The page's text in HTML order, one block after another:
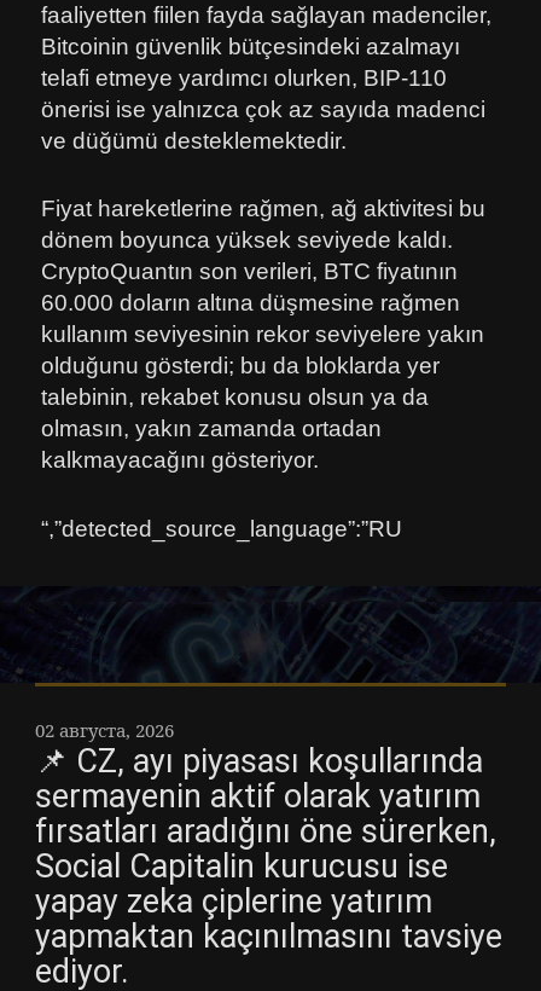
faaliyetten fiilen fayda sağlayan madenciler,
Bitcoinin güvenlik bütçesindeki azalmayı
telafi etmeye yardımcı olurken, BIP-110
önerisi ise yalnızca çok az sayıda madenci
ve düğümü desteklemektedir.
Fiyat hareketlerine rağmen, ağ aktivitesi bu
dönem boyunca yüksek seviyede kaldı.
CryptoQuantın son verileri, BTC fiyatının
60.000 doların altına düşmesine rağmen
kullanım seviyesinin rekor seviyelere yakın
olduğunu gösterdi; bu da bloklarda yer
talebinin, rekabet konusu olsun ya da
olmasın, yakın zamanda ortadan
kalkmayacağını gösteriyor.
“,”detected_source_language”:”RU
02 августа, 2026
📌 CZ, ayı piyasası koşullarında
sermayenin aktif olarak yatırım
fırsatları aradığını öne sürerken,
Social Capitalin kurucusu ise
yapay zeka çiplerine yatırım
yapmaktan kaçınılmasını tavsiye
ediyor.